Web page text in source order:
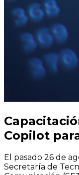
Copilot
El pasado 26 de
Secretaría de